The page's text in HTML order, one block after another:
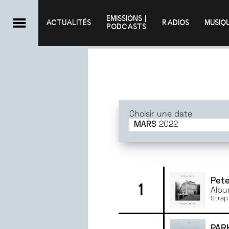
ACTUALITÉS
EMISSIONS |
PODCASTS
RADIOS
Choisir une date
MARS 2022
2025
2025
DÉCEMBRE2024
1 Strap